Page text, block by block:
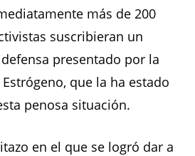
más de 200
suscribieran un
presentado por la
que la ha estado
penosa situación.
en el que se logró dar a